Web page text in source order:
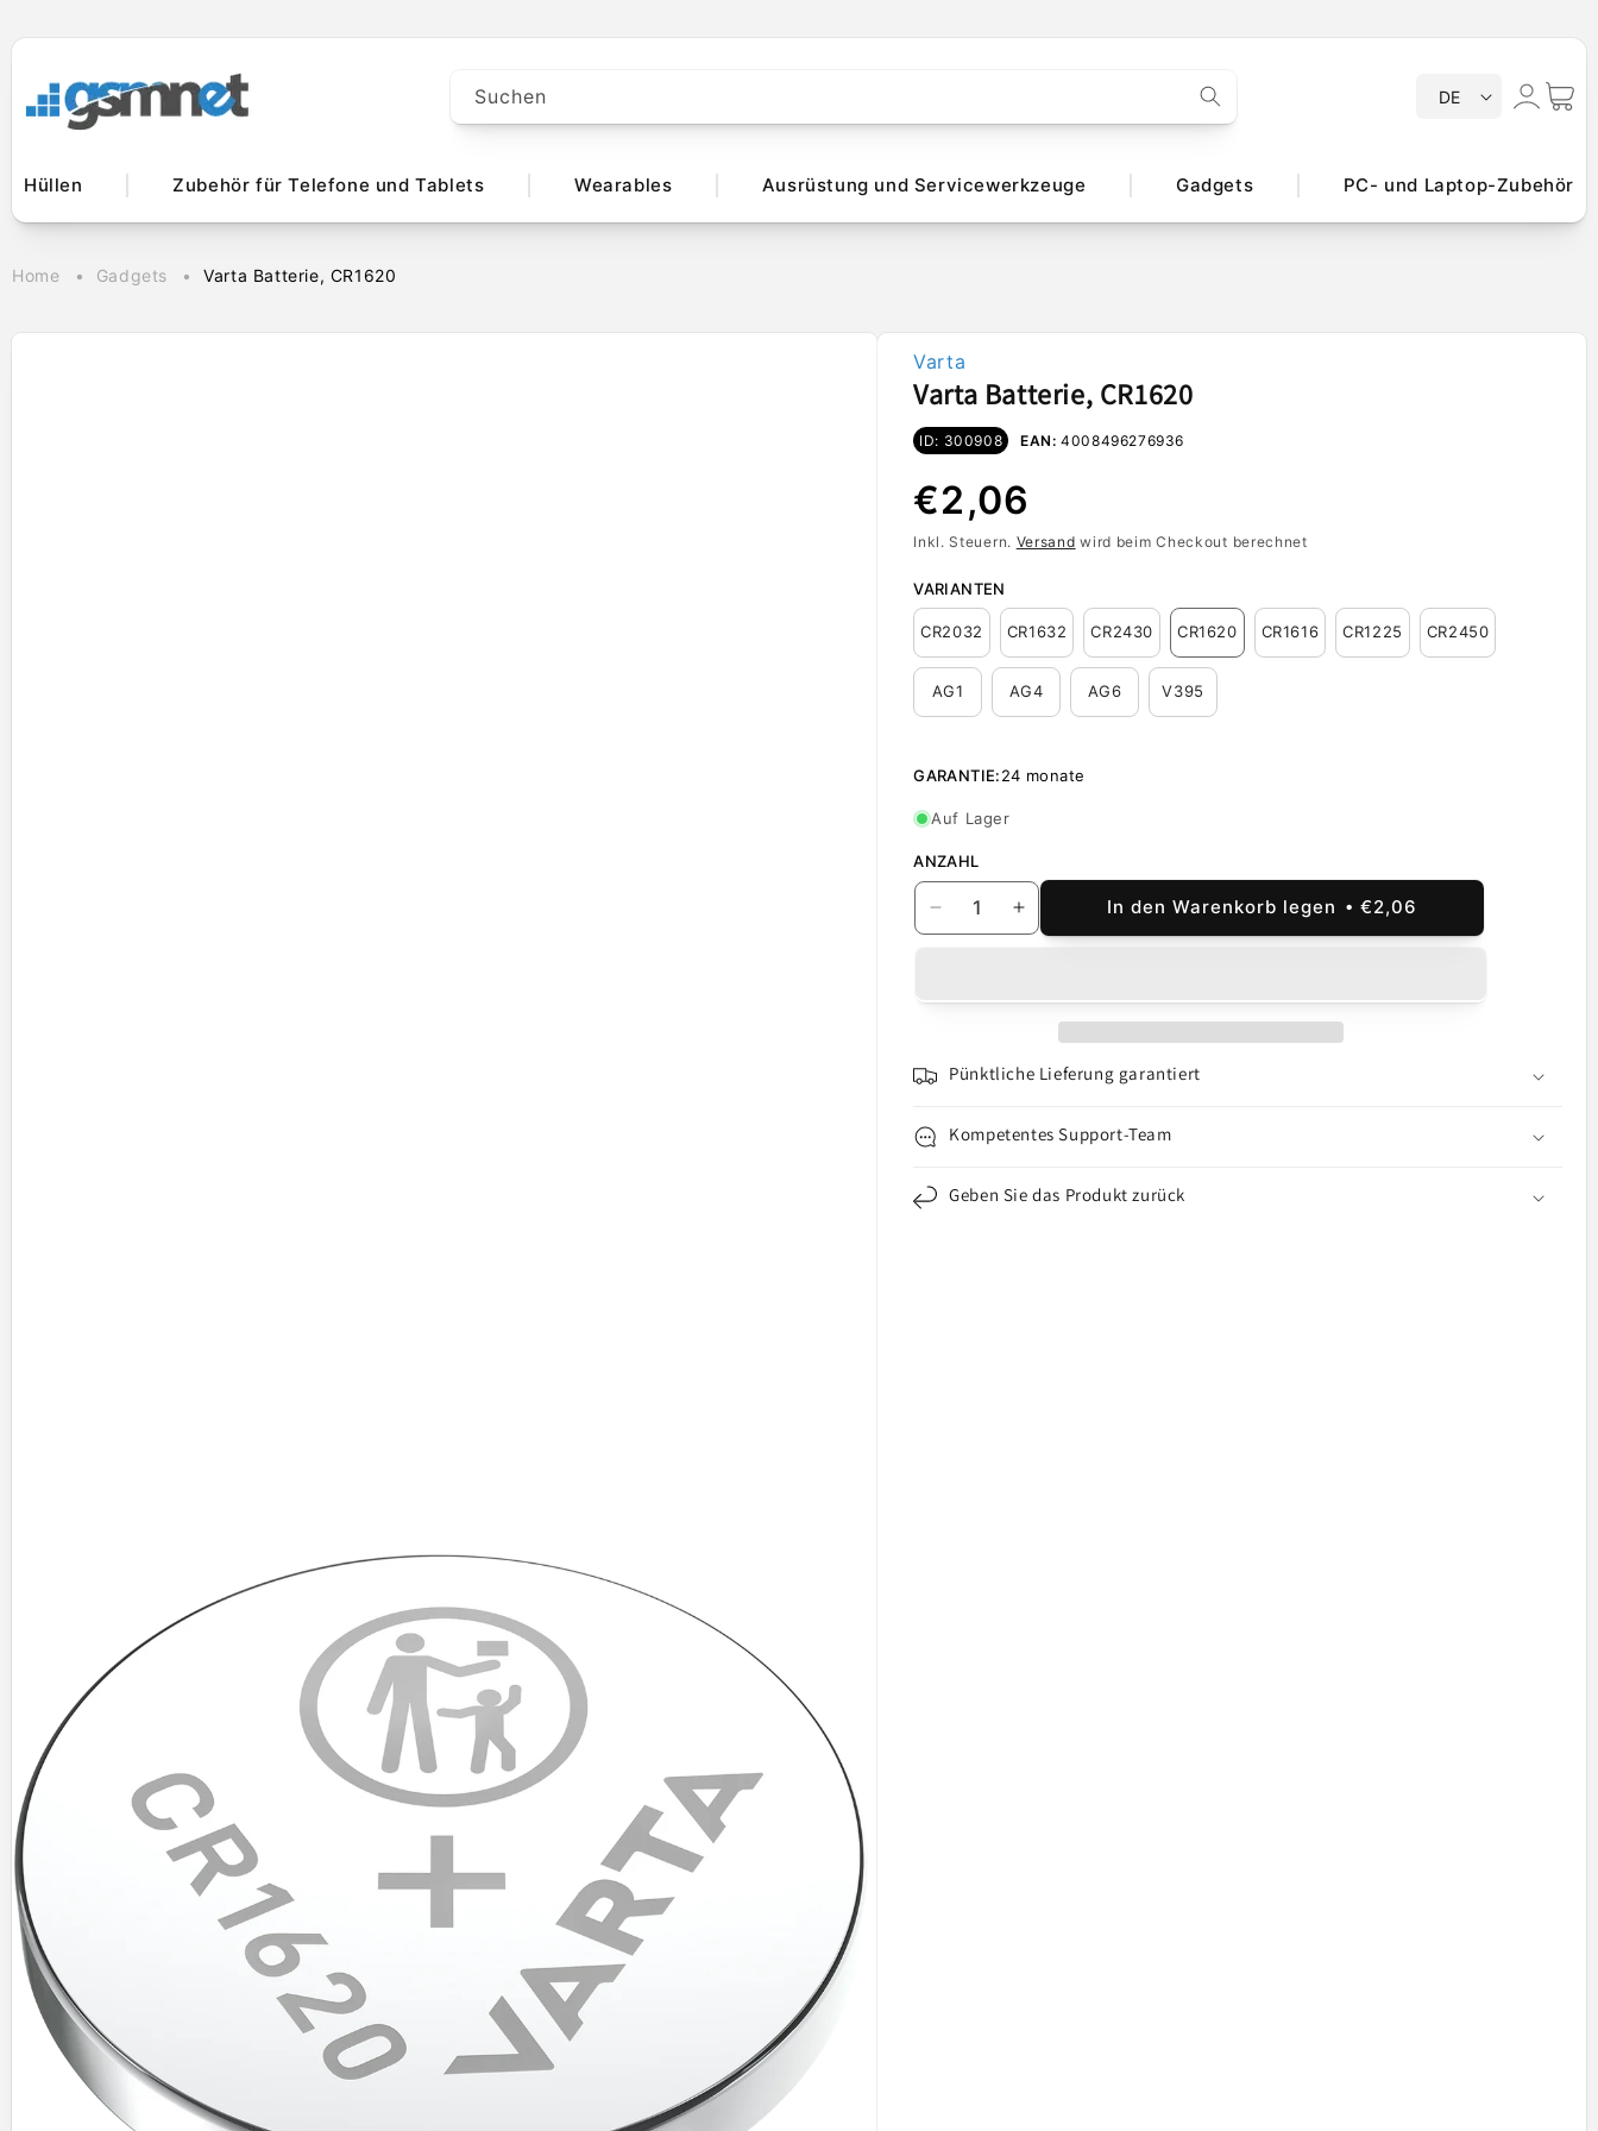
Suchen
a
DE Einloggen
Hüllen Zubehör für Telefone und Tablets Wearables Ausrüstung und Servicewerkzeuge Gadgets PC- und Laptop-Zubehör
Home Gadgets Varta Batterie, CR1620
Varta
Varta Batterie, CR1620
ID: 300908 EAN: 4008496276936
Normaler
Preis
€2,06
Inkl. Steuern. Versand wird beim Checkout berechnet
VARIANTEN
CR2032 CR1632 CR2430 CR1620 CR1616 CR1225 CR2450
AG1 AG4 AG6 V395
GARANTIE:24 monate
Auf Lager
ANZAHL
Verringere
die
CR1620
Erhöhe
die
Varta
Batterie,
CR1620
In den Warenkorb legen €2,06
Pünktliche Lieferung garantiert
Kompetentes Support-Team
Geben Sie das Produkt zurück